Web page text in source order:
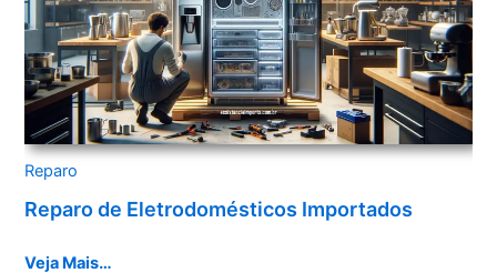
Reparo
Reparo de Eletrodomésticos Importados
Veja Mais…